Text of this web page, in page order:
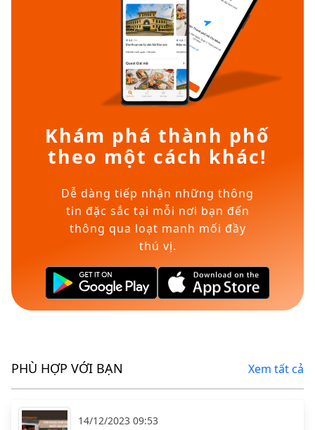
Khám phá thành phố
theo một cách khác!
Dễ dàng tiếp nhận những thông
tin đặc sắc tại mỗi nơi bạn đến
thông qua loạt manh mối đầy
thú vị.
PHÙ HỢP VỚI BẠN Xem tất cả
14/12/2023 09:53